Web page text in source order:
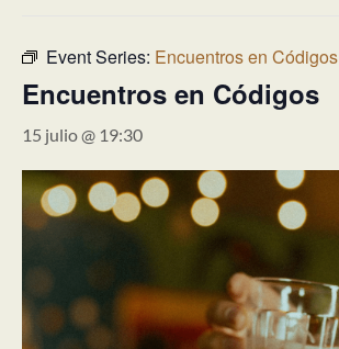
Event Series: Encuentros en Códigos
Encuentros en Códigos
15 julio @ 19:30